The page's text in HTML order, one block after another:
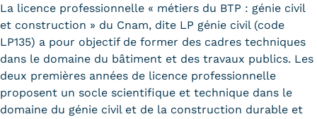
supérieures (VES)
Validation des acquis
professionnels et personnels
(VAPP)
La licence professionnelle « métiers du BTP : génie civil
et construction » du Cnam, dite LP génie civil (code
LP135) a pour objectif de former des cadres techniques
dans le domaine du bâtiment et des travaux publics. Les
deux premières années de licence professionnelle
proposent un socle scientifique et technique dans le
domaine du génie civil et de la construction durable et